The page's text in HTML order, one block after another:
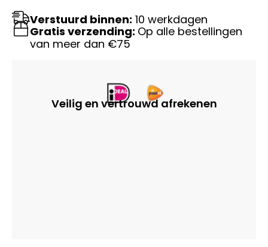
Verstuurd binnen: 10 werkdagen
Gratis verzending: Op alle bestellingen
van meer dan €75
Veilig en vertrouwd afrekenen